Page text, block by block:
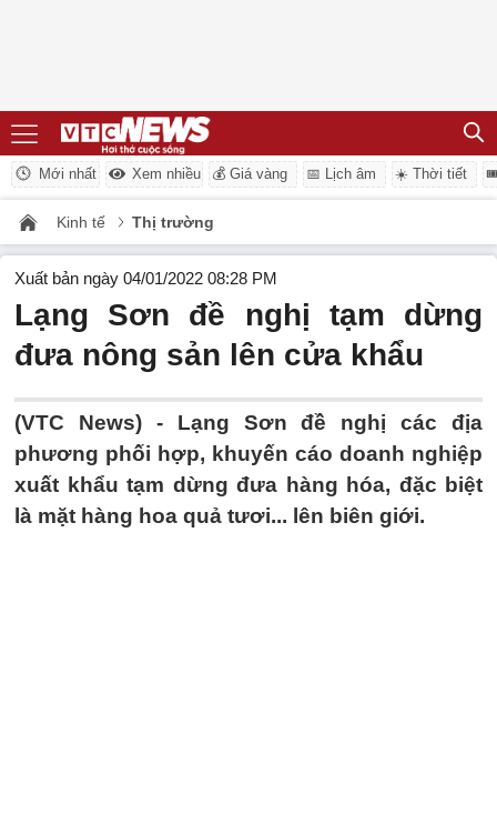
Mới nhất Xem nhiều 💰 Giá vàng 📅 Lịch âm ☀️ Thời tiết
Kinh tế Thị trường
Xuất bản ngày 04/01/2022 08:28 PM
Lạng Sơn đề nghị tạm dừng
đưa nông sản lên cửa khẩu
(VTC News) - Lạng Sơn đề nghị các địa
phương phối hợp, khuyến cáo doanh nghiệp
xuất khẩu tạm dừng đưa hàng hóa, đặc biệt
là mặt hàng hoa quả tươi... lên biên giới.